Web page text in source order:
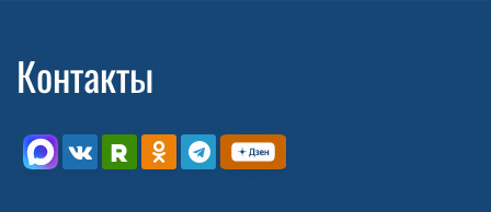
Контакты